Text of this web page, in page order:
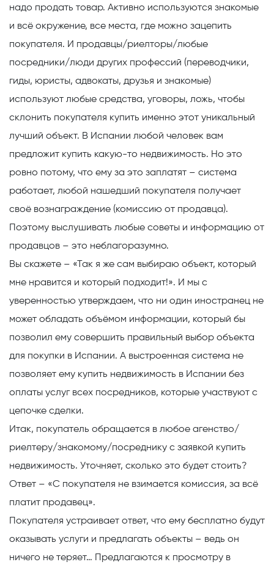
надо продать товар. Активно используются знакомые
и всё окружение, все места, где можно зацепить
покупателя. И продавцы/риелторы/любые
посредники/люди других профессий (переводчики,
гиды, юристы, адвокаты, друзья и знакомые)
используют любые средства, уговоры, ложь, чтобы
склонить покупателя купить именно этот уникальный
лучший объект. В Испании любой человек вам
предложит купить какую-то недвижимость. Но это
ровно потому, что ему за это заплатят – система
работает, любой нашедший покупателя получает
своё вознаграждение (комиссию от продавца).
Поэтому выслушивать любые советы и информацию от
продавцов – это неблагоразумно.
Вы скажете – «Так я же сам выбираю объект, который
мне нравится и который подходит!». И мы с
уверенностью утверждаем, что ни один иностранец не
может обладать объёмом информации, который бы
позволил ему совершить правильный выбор объекта
для покупки в Испании. А выстроенная система не
позволяет ему купить недвижимость в Испании без
оплаты услуг всех посредников, которые участвуют с
цепочке сделки.
Итак, покупатель обращается в любое агенство/
риелтеру/знакомому/посреднику с заявкой купить
недвижимость. Уточняет, сколько это будет стоить?
Ответ – «С покупателя не взимается комиссия, за всё
платит продавец».
Покупателя устраивает ответ, что ему бесплатно будут
оказывать услуги и предлагать объекты – ведь он
ничего не теряет… Предлагаются к просмотру в